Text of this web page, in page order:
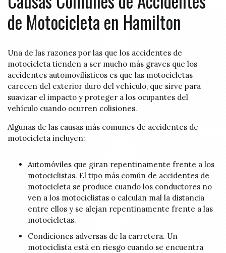
de Motocicleta en Hamilton
Una de las razones por las que los accidentes de
motocicleta tienden a ser mucho más graves que los
accidentes automovilísticos es que las motocicletas
carecen del exterior duro del vehículo, que sirve para
suavizar el impacto y proteger a los ocupantes del
vehículo cuando ocurren colisiones.
Algunas de las causas más comunes de accidentes de
motocicleta incluyen:
Automóviles que giran repentinamente frente a los
motociclistas. El tipo más común de accidentes de
motocicleta se produce cuando los conductores no
ven a los motociclistas o calculan mal la distancia
entre ellos y se alejan repentinamente frente a las
motocicletas.
Condiciones adversas de la carretera. Un
motociclista está en riesgo cuando se encuentra